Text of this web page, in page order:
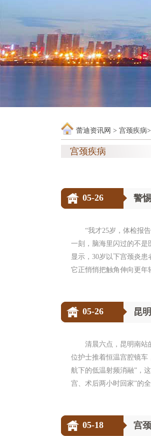
蕾迪资讯网 > 宫颈疾病>
宫颈疾病
05-26 警
“我才25岁，体检报
一刻，脑海里闪过的不
显示，30岁以下宫颈炎患
它正悄悄把触角伸向更年
05-26 昆
清晨六点，昆明南站
位护士推着恒温宫腔镜车
航下的低温射频消融”，
宫、术后两小时回家”的
05-18 宫